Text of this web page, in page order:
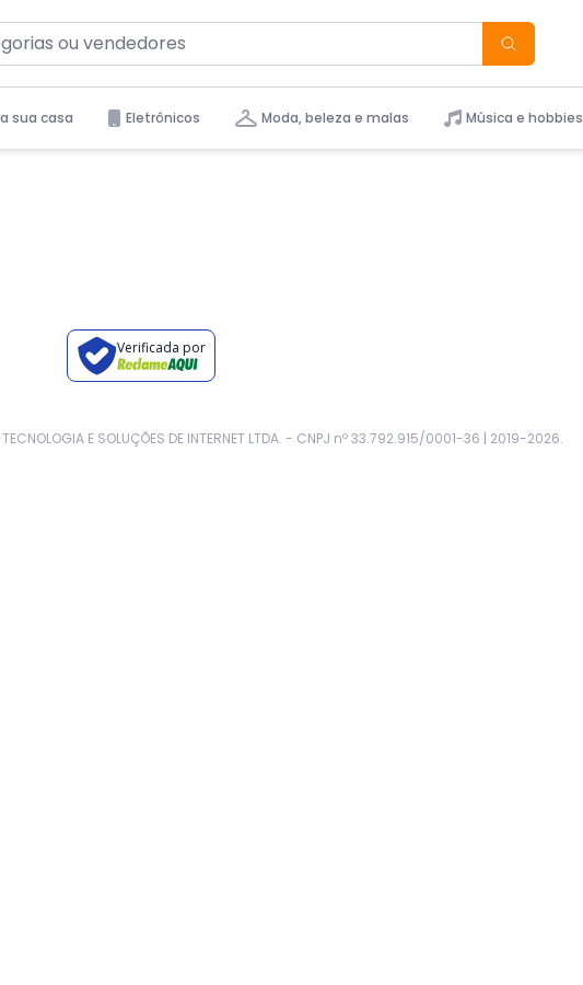
sua casa Eletrônicos Moda, beleza e malas Música e hobbies
Voltar ao topo
Verificada por
E SOLUÇÕES DE INTERNET LTDA. - CNPJ nº 33.792.915/0001-36 | 2019-2026.